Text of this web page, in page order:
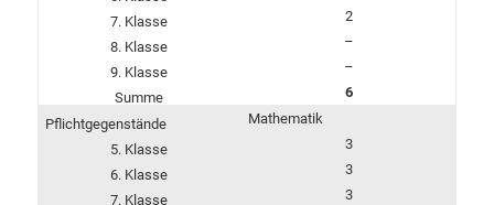
2
–
–
6
Mathematik
3
3
3